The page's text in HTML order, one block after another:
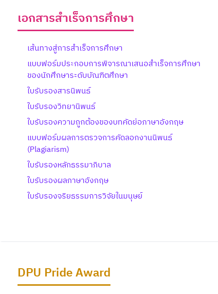
เอกสารสำเร็จการศึกษา
เส้นทางสู่การสำเร็จการศึกษา
แบบฟอร์มประกอบการพิจารณาเสนอสำเร็จการศึกษา
ของนักศึกษาระดับบัณฑิตศึกษา
ใบรับรองสารนิพนธ์
ใบรับรองวิทยานิพนธ์
ใบรับรองความถูกต้องของบทคัดย่อภาษาอังกฤษ
แบบฟอร์มผลการตรวจการคัดลอกงานนิพนธ์
(Plagiarism)
ใบรับรองหลักธรรมาภิบาล
ใบรับรองผลภาษาอังกฤษ
ใบรับรองจริยธรรมการวิจัยในมนุษย์
DPU Pride Award